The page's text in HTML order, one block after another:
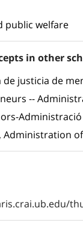
public welfare
in other
justicia de
--
Administració
Administration of